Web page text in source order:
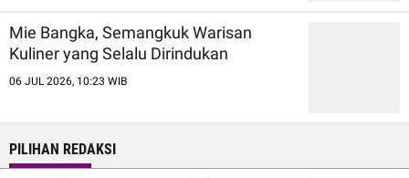
Mie Bangka, Semangkuk Warisan
Kuliner yang Selalu Dirindukan
06 JUL 2026, 10:23 WIB
PILIHAN REDAKSI